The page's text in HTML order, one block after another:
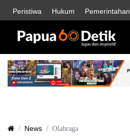
Peristiwa Hukum Pemerintahan
News Olahraga